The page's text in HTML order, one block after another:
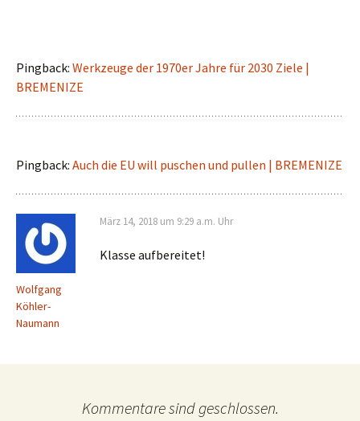
Pingback: Werkzeuge der 1970er Jahre für 2030 Ziele |
BREMENIZE
Pingback: Auch die EU will puschen und pullen | BREMENIZE
Wolfgang
Köhler-
Naumann
März 14, 2018 um 9:29 a.m. Uhr
Klasse aufbereitet!
Kommentare sind geschlossen.